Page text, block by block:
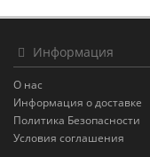
Информация
О нас
Информация о доставке
Политика Безопасности
Условия соглашения